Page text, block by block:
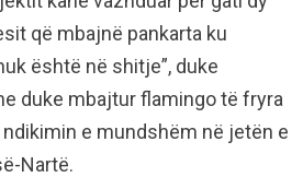
që mbajnë pankarta ku
është në shitje”, duke
duke mbajtur flamingo të fryra
e mundshëm në jetën e
Nartë.